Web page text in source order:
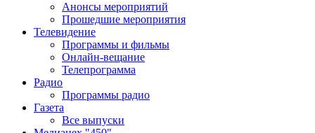
Анонсы мероприятий
Прошедшие мероприятия
Телевидение
Программы и фильмы
Онлайн-вещание
Телепрограмма
Радио
Программы радио
Газета
Все выпуски